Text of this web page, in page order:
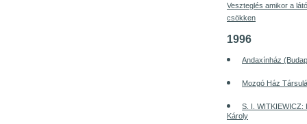
Veszteglés amikor a
csökken
1996
Andaxínház
Mozgó Ház
S. I. WITKIEWICZ:
Károly